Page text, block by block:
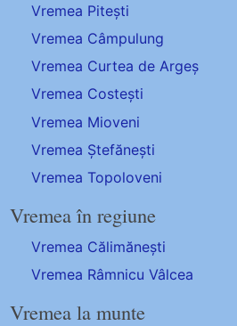
Vremea Pitești
Vremea Câmpulung
Vremea Curtea de Argeș
Vremea Costești
Vremea Mioveni
Vremea Ștefănești
Vremea Topoloveni
Vremea în regiune
Vremea Călimănești
Vremea Râmnicu Vâlcea
Vremea la munte